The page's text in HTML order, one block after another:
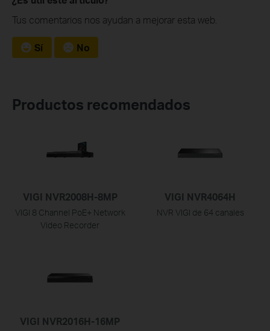
Tus comentarios nos ayudan a mejorar esta web.
Sí No
Productos recomendados
VIGI NVR2008H-8MP
VIGI 8 Channel PoE+ Network
Video Recorder
VIGI NVR4064H
NVR VIGI de 64 canales
VIGI NVR2016H-16MP